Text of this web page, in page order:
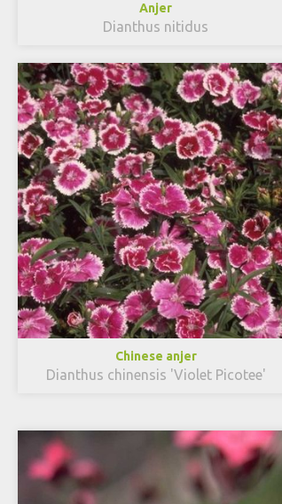
Anjer
Dianthus nitidus
Chinese anjer
Dianthus chinensis 'Violet Picotee'